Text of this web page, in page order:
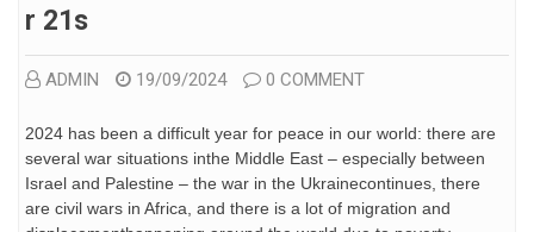
R 21s
ADMIN 19/09/2024 0 COMMENT
2024 has been a difficult year for peace in our world: there are
several war situations inthe Middle East – especially between
Israel and Palestine – the war in the Ukrainecontinues, there
are civil wars in Africa, and there is a lot of migration and